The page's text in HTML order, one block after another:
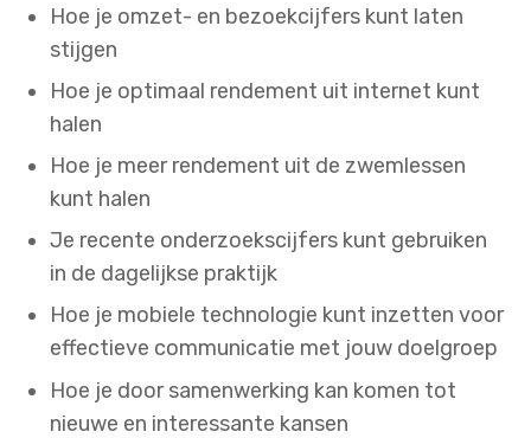
Hoe je omzet- en bezoekcijfers kunt laten
stijgen
Hoe je optimaal rendement uit internet kunt
halen
Hoe je meer rendement uit de zwemlessen
kunt halen
Je recente onderzoekscijfers kunt gebruiken
in de dagelijkse praktijk
Hoe je mobiele technologie kunt inzetten voor
effectieve communicatie met jouw doelgroep
Hoe je door samenwerking kan komen tot
nieuwe en interessante kansen